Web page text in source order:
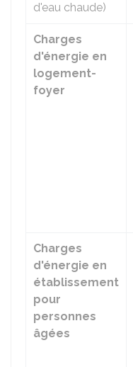
d'eau chaude)
Charges
d'énergie en
logement-
foyer
Charges
d'énergie en
établissement
pour
personnes
âgées